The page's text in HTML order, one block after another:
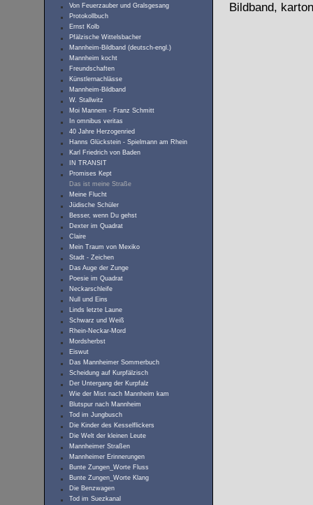
Von Feuerzauber und Gralsgesang
Protokollbuch
Ernst Kolb
Pfälzische Wittelsbacher
Mannheim-Bildband (deutsch-engl.)
Mannheim kocht
Freundschaften
Künstlernachlässe
Mannheim-Bildband
W. Stallwitz
Moi Mannem - Franz Schmitt
In omnibus veritas
40 Jahre Herzogenried
Hanns Glückstein - Spielmann am Rhein
Karl Friedrich von Baden
IN TRANSIT
Promises Kept
Das ist meine Straße
Meine Flucht
Jüdische Schüler
Besser, wenn Du gehst
Dexter im Quadrat
Claire
Mein Traum von Mexiko
Stadt - Zeichen
Das Auge der Zunge
Poesie im Quadrat
Neckarschleife
Null und Eins
Linds letzte Laune
Schwarz und Weiß
Rhein-Neckar-Mord
Mordsherbst
Eiswut
Das Mannheimer Sommerbuch
Scheidung auf Kurpfälzisch
Der Untergang der Kurpfalz
Wie der Mist nach Mannheim kam
Blutspur nach Mannheim
Tod im Jungbusch
Die Kinder des Kesselflickers
Die Welt der kleinen Leute
Mannheimer Straßen
Mannheimer Erinnerungen
Bunte Zungen_Worte Fluss
Bunte Zungen_Worte Klang
Die Benzwagen
Tod im Suezkanal
Bildband,